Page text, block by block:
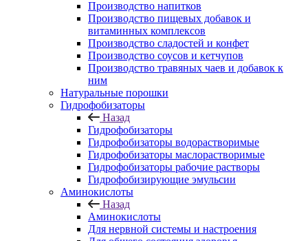
Производство напитков
Производство пищевых добавок и
витаминных комплексов
Производство сладостей и конфет
Производство соусов и кетчупов
Производство травяных чаев и добавок к
ним
Натуральные порошки
Гидрофобизаторы
Назад
Гидрофобизаторы
Гидрофобизаторы водорастворимые
Гидрофобизаторы маслорастворимые
Гидрофобизаторы рабочие растворы
Гидрофобизирующие эмульсии
Аминокислоты
Назад
Аминокислоты
Для нервной системы и настроения